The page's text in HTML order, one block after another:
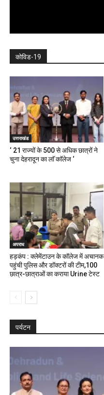
कोविड-19
उत्तराखंड
‘ 21 राज्यों के 500 से अधिक छात्रों ने
चुना देहरादून का लाॅ काॅलेज ‘
अपराध
हड़कंप : क्लेमेंटाउन के कॉलेज में अचानक
पहुंची पुलिस और डॉक्टरों की टीम,100
छात्र-छात्राओं का कराया Urine टेस्ट
पर्यटन